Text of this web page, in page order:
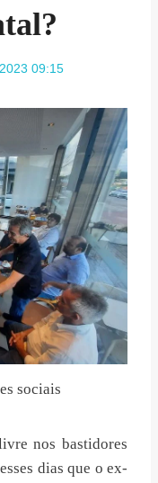
09:15
sociais
nos bastidores
dias que o ex-